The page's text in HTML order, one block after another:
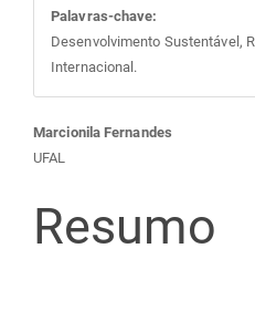
Palavras-chave:
Desenvolvimento Sustentável,
Internacional.
Conteúdo
do
artigo
Marcionila Fernandes
UFAL
Resumo